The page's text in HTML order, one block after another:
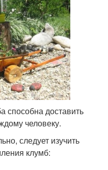
способна доставить
человеку.
следует изучить
клумб: